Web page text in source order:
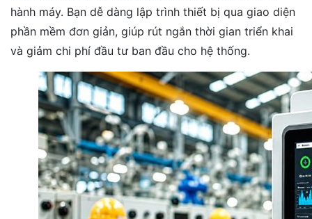
hành máy. Bạn dễ dàng lập trình thiết bị qua giao diện
phần mềm đơn giản, giúp rút ngắn thời gian triển khai
và giảm chi phí đầu tư ban đầu cho hệ thống.